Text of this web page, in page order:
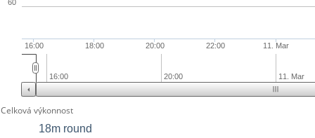
16:00 18:00 20:00 22:00 11. Mar
60
11. Mar
16:00 20:00
Celková výkonnost
18m round